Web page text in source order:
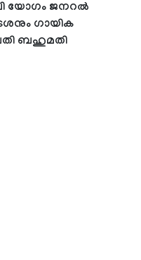
യോഗം ജനറല്‍
ഗായിക
ബഹുമതി